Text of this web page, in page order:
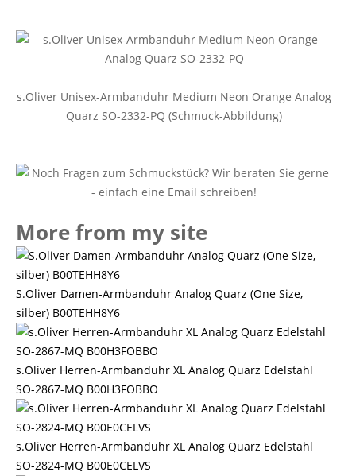
s.Oliver Unisex-Armbanduhr Medium Neon Orange Analog
Quarz SO-2332-PQ (Schmuck-Abbildung)
More from my site
S.Oliver Damen-Armbanduhr Analog Quarz (One Size,
silber) B00TEHH8Y6
s.Oliver Herren-Armbanduhr XL Analog Quarz Edelstahl
SO-2867-MQ B00H3FOBBO
s.Oliver Herren-Armbanduhr XL Analog Quarz Edelstahl
SO-2824-MQ B00E0CELVS